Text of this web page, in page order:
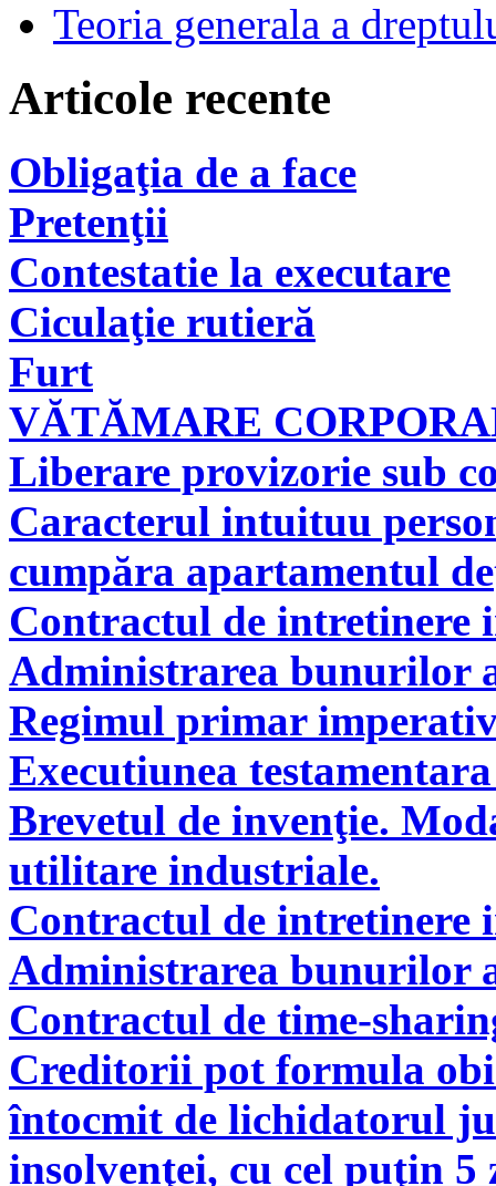
Teoria generala a
Articole recente
Obligaţia de a face
Pretenţii
Contestatie la executare
Ciculaţie rutieră
Furt
VĂTĂMARE
Liberare provizorie sub
Caracterul intuituu
cumpăra apartamentul
Contractul de intretinere
Administrarea bunurilor
Regimul primar
Executiunea
Brevetul de invenţie.
utilitare industriale.
Contractul de intretinere
Administrarea bunurilor
Contractul de time-
Creditorii pot formula
întocmit de lichidatorul
insolvenţei, cu cel puţin